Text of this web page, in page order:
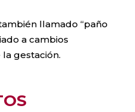
llamado “paño
a cambios
gestación.